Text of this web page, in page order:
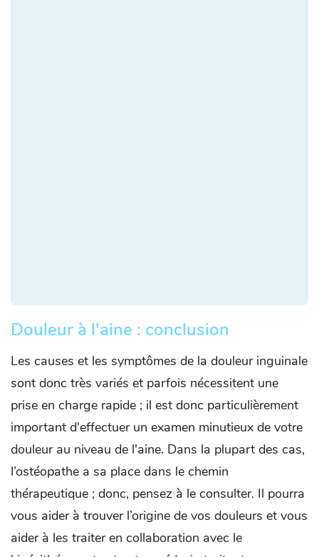
Douleur à l'aine : conclusion
Les causes et les symptômes de la douleur inguinale
sont donc très variés et parfois nécessitent une
prise en charge rapide ; il est donc particulièrement
important d'effectuer un examen minutieux de votre
douleur au niveau de l'aine. Dans la plupart des cas,
l’ostéopathe a sa place dans le chemin
thérapeutique ; donc, pensez à le consulter. Il pourra
vous aider à trouver l’origine de vos douleurs et vous
aider à les traiter en collaboration avec le